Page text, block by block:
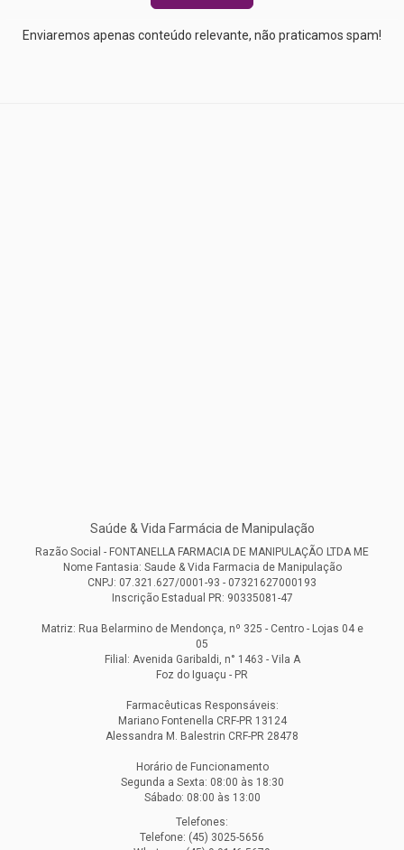
Enviaremos apenas conteúdo relevante, não praticamos spam!
Saúde & Vida Farmácia de Manipulação
Razão Social - FONTANELLA FARMACIA DE MANIPULAÇÃO LTDA ME
Nome Fantasia: Saude & Vida Farmacia de Manipulação
CNPJ: 07.321.627/0001-93 - 07321627000193
Inscrição Estadual PR: 90335081-47
Matriz: Rua Belarmino de Mendonça, nº 325 - Centro - Lojas 04 e
05
Filial: Avenida Garibaldi, n° 1463 - Vila A
Foz do Iguaçu - PR
Farmacêuticas Responsáveis:
Mariano Fontenella CRF-PR 13124
Alessandra M. Balestrin CRF-PR 28478
Horário de Funcionamento
Segunda a Sexta: 08:00 às 18:30
Sábado: 08:00 às 13:00
Telefones:
Telefone: (45) 3025-5656